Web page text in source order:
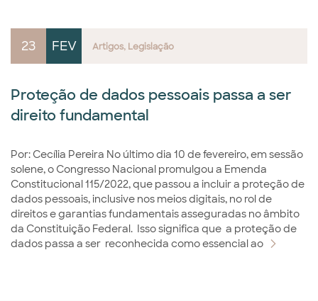
23 FEV Artigos Legislação
Proteção de dados pessoais passa a ser
direito fundamental
Por: Cecília Pereira No último dia 10 de fevereiro, em sessão
solene, o Congresso Nacional promulgou a Emenda
Constitucional 115/2022, que passou a incluir a proteção de
dados pessoais, inclusive nos meios digitais, no rol de
direitos e garantias fundamentais asseguradas no âmbito
da Constituição Federal. Isso significa que a proteção de
dados passa a ser reconhecida como essencial ao